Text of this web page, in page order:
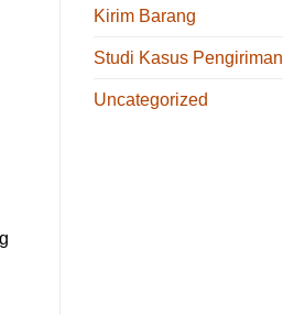
Kirim Barang
Studi Kasus Pengiriman
Uncategorized